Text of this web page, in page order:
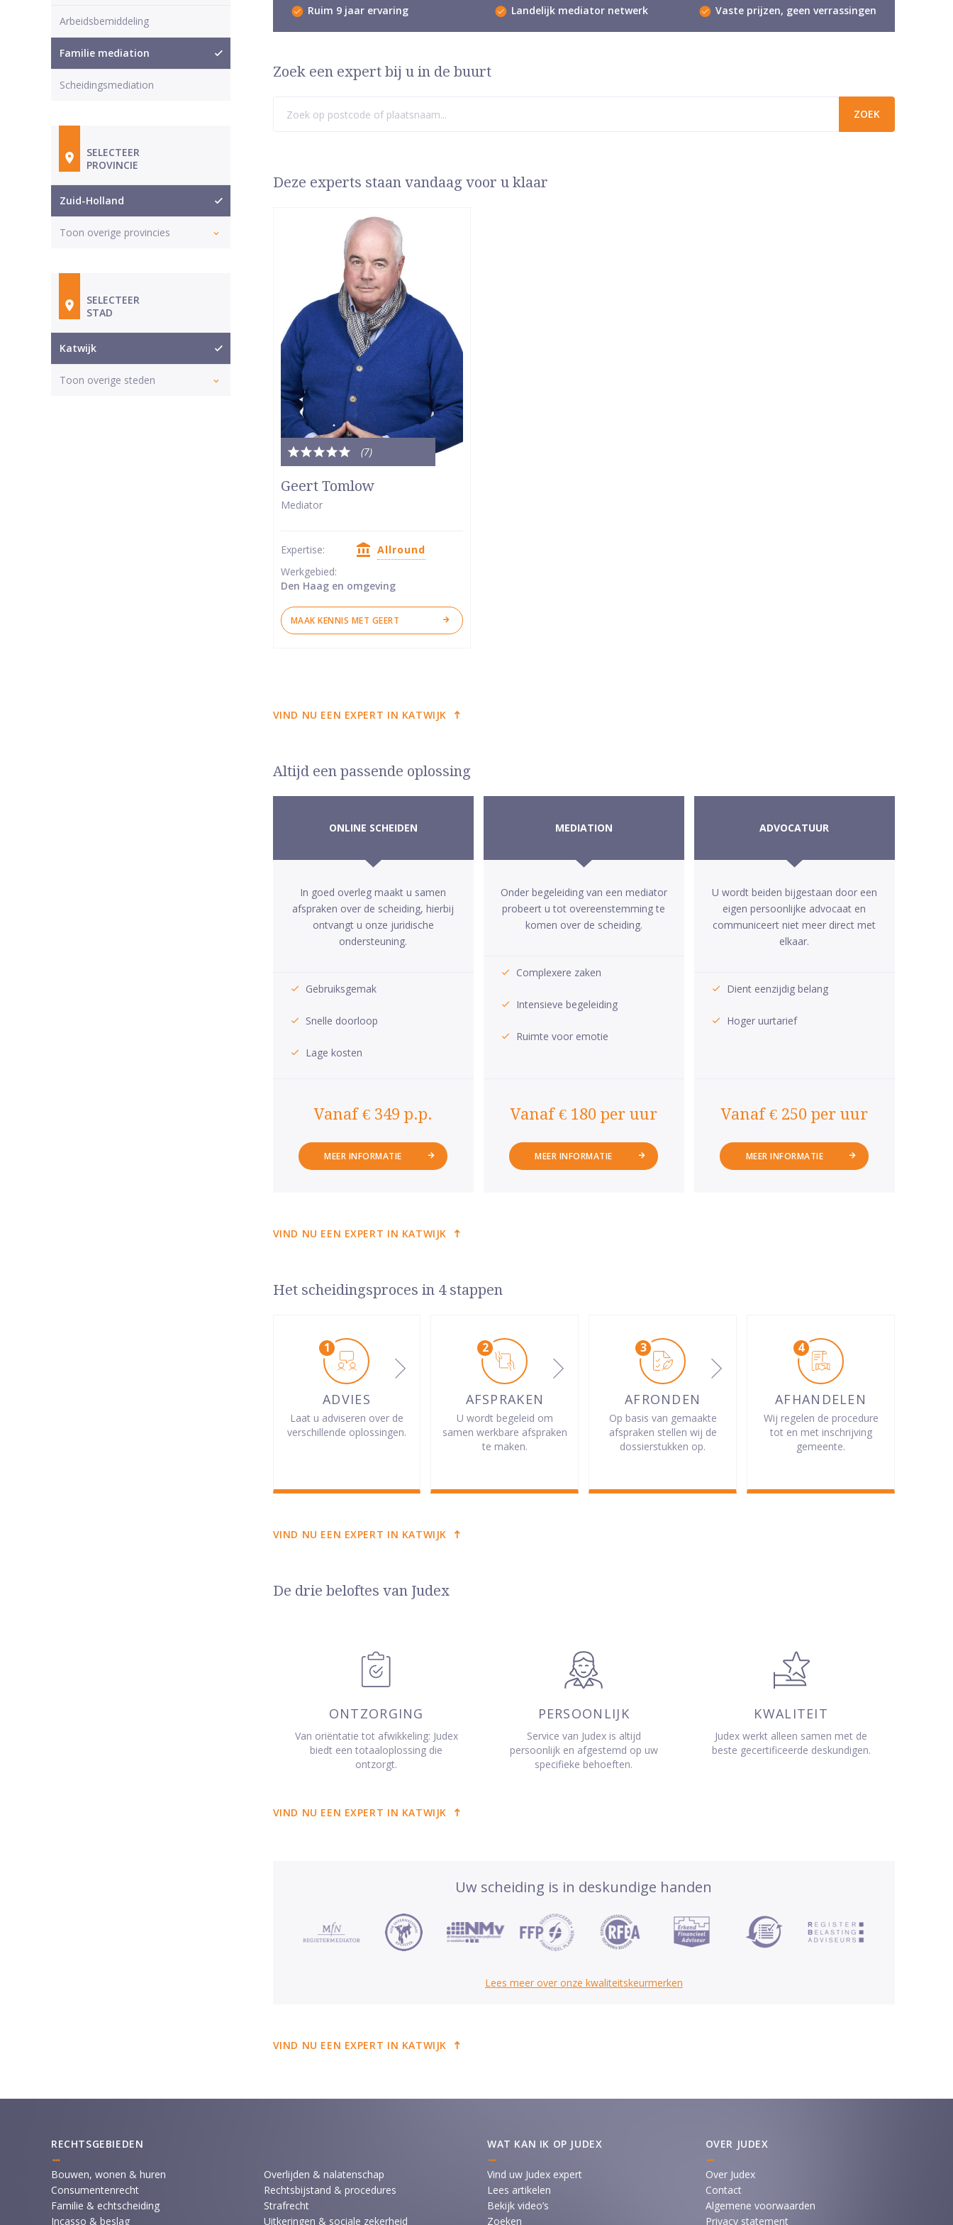
Ruim 9 jaar ervaring Landelijk mediator netwerk Vaste prijzen, geen verrassingen
Zoek een expert bij u in de buurt
Deze experts staan vandaag voor u klaar
(7)
Totale
waardering:
5
sterren
Geert Tomlow
Mediator
Expertise:
Allround
Werkgebied:
Den Haag en omgeving
MAAK KENNIS MET GEERT
VIND NU EEN EXPERT IN KATWIJK
Altijd een passende oplossing
ONLINE SCHEIDEN
In goed overleg maakt u samen
afspraken over de scheiding, hierbij
ontvangt u onze juridische
ondersteuning.
Gebruiksgemak
Snelle doorloop
Lage kosten
Vanaf € 349 p.p.
MEER INFORMATIE
MEDIATION
Onder begeleiding van een mediator
probeert u tot overeenstemming te
komen over de scheiding.
Complexere zaken
Intensieve begeleiding
Ruimte voor emotie
Vanaf € 180 per uur
MEER INFORMATIE
ADVOCATUUR
U wordt beiden bijgestaan door een
eigen persoonlijke advocaat en
communiceert niet meer direct met
elkaar.
Dient eenzijdig belang
Hoger uurtarief
Vanaf € 250 per uur
MEER INFORMATIE
VIND NU EEN EXPERT IN KATWIJK
Het scheidingsproces in 4 stappen
ADVIES
Laat u adviseren over de
verschillende oplossingen.
AFSPRAKEN
U wordt begeleid om
samen werkbare afspraken
te maken.
AFRONDEN
Op basis van gemaakte
afspraken stellen wij de
dossierstukken op.
AFHANDELEN
Wij regelen de procedure
tot en met inschrijving
gemeente.
VIND NU EEN EXPERT IN KATWIJK
De drie beloftes van Judex
ONTZORGING
Van oriëntatie tot afwikkeling: Judex
biedt een totaaloplossing die
ontzorgt.
PERSOONLIJK
Service van Judex is altijd
persoonlijk en afgestemd op uw
specifieke behoeften.
KWALITEIT
Judex werkt alleen samen met de
beste gecertificeerde deskundigen.
VIND NU EEN EXPERT IN KATWIJK
Uw scheiding is in deskundige handen
Lees meer over onze kwaliteitskeurmerken
VIND NU EEN EXPERT IN KATWIJK
Arbeidsbemiddeling
Familie mediation
Scheidingsmediation
SELECTEER
PROVINCIE
Zuid-Holland
Toon overige provincies
SELECTEER
STAD
Katwijk
Toon overige steden
RECHTSGEBIEDEN
Bouwen, wonen & huren
Consumentenrecht
Familie & echtscheiding
Incasso & beslag
Overlijden & nalatenschap
Rechtsbijstand & procedures
Strafrecht
Uitkeringen & sociale zekerheid
WAT KAN IK OP JUDEX
Vind uw Judex expert
Lees artikelen
Bekijk video’s
Zoeken
OVER JUDEX
Over Judex
Contact
Algemene voorwaarden
Privacy statement